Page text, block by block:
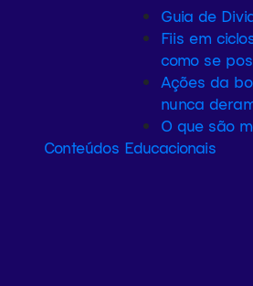
Guia de
Fiis em
como se
Ações da
nunca
O que são
Conteúdos Educacionais